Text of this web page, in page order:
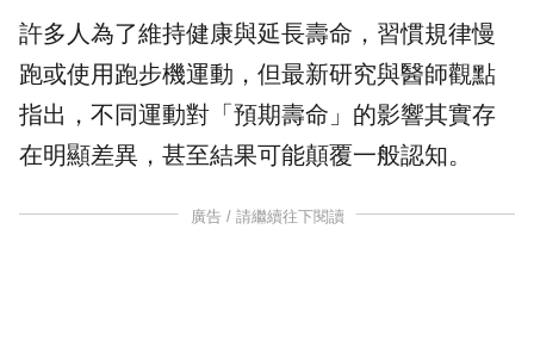
許多人為了維持健康與延長壽命 ，習慣規律慢
跑或使用跑步機運動 ，但最新研究與醫師觀點
指出，不同運動對「預期壽命」的影響其實存
在明顯差異，甚至結果可能顛覆一般認知。
廣告 / 請繼續往下閱讀